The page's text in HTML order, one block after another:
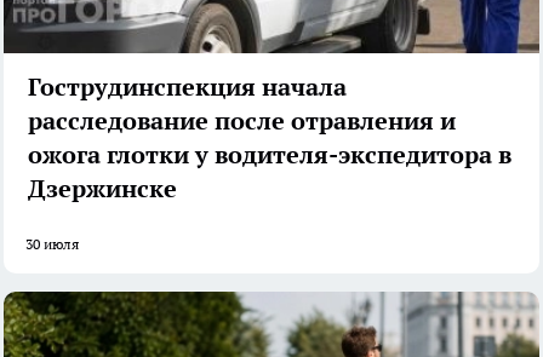
Гострудинспекция начала
расследование после отравления и
ожога глотки у водителя-экспедитора в
Дзержинске
30 июля